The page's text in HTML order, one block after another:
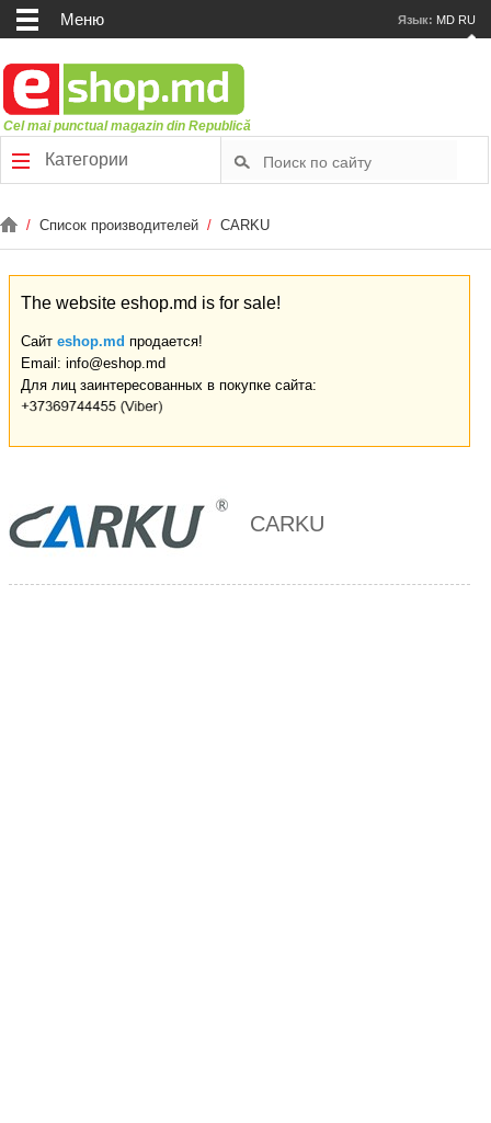
Меню Язык: MD RU
Cel mai punctual magazin din Republică
Категории
/ Список производителей / CARKU
The website eshop.md is for sale!
Сайт eshop.md продается!
Email: info@eshop.md
Для лиц заинтересованных в покупке сайта:
CARKU